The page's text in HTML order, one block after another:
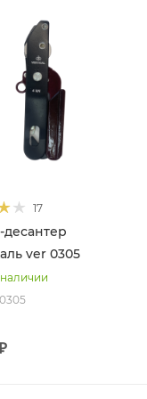
17
ver 0305